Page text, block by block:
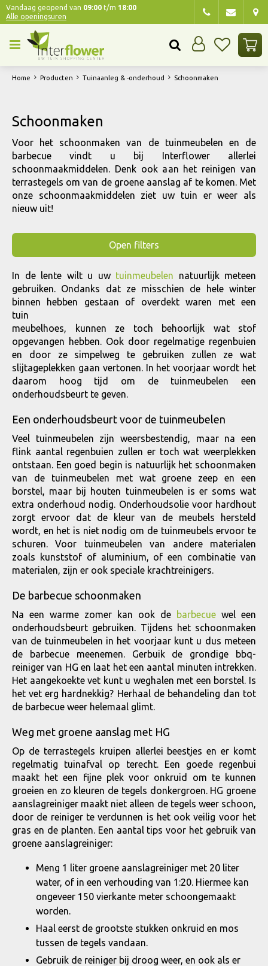
Home Producten Tuinaanleg & -onderhoud Schoonmaken
Vandaag geopend van 09:00 t/m 18:00
Alle openingsuren
Schoonmaken
Voor het schoonmaken van de tuinmeubelen en de
barbecue vindt u bij Interflower allerlei
schoonmaakmiddelen. Denk ook aan het reinigen van
terrastegels om van de groene aanslag af te komen. Met
onze schoonmaakmiddelen ziet uw tuin er weer als
nieuw uit!
Open filters
In de lente wilt u uw tuinmeubelen natuurlijk meteen
gebruiken. Ondanks dat ze misschien de hele winter
binnen hebben gestaan of overdekt waren met een
tuin
meubelhoes, kunnen ze toch behoorlijk wat stof
opgevangen hebben. Ook door regelmatige regenbuien
en door ze simpelweg te gebruiken zullen ze wat
slijtageplekken gaan vertonen. In het voorjaar wordt het
daarom hoog tijd om de tuinmeubelen een
onderhoudsbeurt te geven.
Een onderhoudsbeurt voor de tuinmeubelen
Veel tuinmeubelen zijn weersbestendig, maar na een
flink aantal regenbuien zullen er toch wat weerplekken
ontstaan. Een goed begin is natuurlijk het schoonmaken
van de tuinmeubelen met wat groene zeep en een
borstel, maar bij houten tuinmeubelen is er soms wat
extra onderhoud nodig. Onderhoudsolie voor hardhout
zorgt ervoor dat de kleur van de meubels hersteld
wordt, en het is niet nodig om de tuinmeubels ervoor te
schuren. Voor tuinmeubelen van andere materialen
zoals kunststof of aluminium, of een combinatie van
materialen, zijn er ook speciale krachtreinigers.
De barbecue schoonmaken
Na een warme zomer kan ook de barbecue wel een
onderhoudsbeurt gebruiken. Tijdens het schoonmaken
van de tuinmeubelen in het voorjaar kunt u dus meteen
de barbecue meenemen. Gerbuik de grondige bbq-
reiniger van HG en laat het een aantal minuten intrekken.
Het aangekoekte vet kunt u weghalen met een borstel. Is
het vet erg hardnekkig? Herhaal de behandeling dan tot
de barbecue weer helemaal glimt.
Weg met groene aanslag met HG
Op de terrastegels kruipen allerlei beestjes en er komt
regelmatig tuinafval op terecht. Een goede regenbui
maakt het een fijne plek voor onkruid om te kunnen
groeien en zo kleuren de tegels donkergroen. HG groene
aanslagreiniger maakt niet alleen de tegels weer schoon,
door de reiniger te verdunnen is het ook veilig voor het
gras en de planten. Een aantal tips voor het gebruik van
groene aanslagreiniger:
Meng 1 liter groene aanslagreiniger met 20 liter
water, of in een verhouding van 1:20. Hiermee kan
ongeveer 150 vierkante meter schoongemaakt
worden.
Haal eerst de grootste stukken onkruid en mos
tussen de tegels vandaan.
Gebruik de reiniger bij droog weer, en ook als er